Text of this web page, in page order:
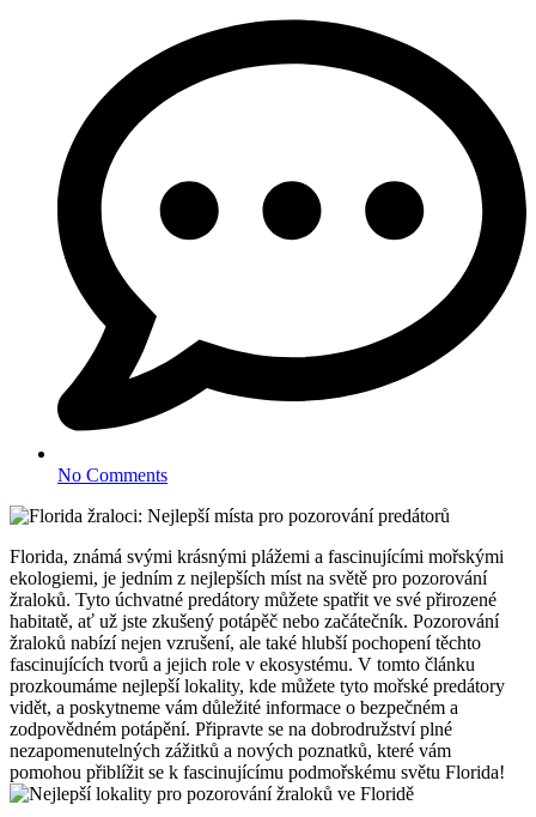
No Comments
Florida, známá svými krásnými plážemi a fascinujícími mořskými
ekologiemi, je jedním z nejlepších míst na světě pro pozorování
žraloků. Tyto úchvatné predátory můžete spatřit ve své přirozené
habitatě, ať už jste zkušený potápěč nebo začátečník. Pozorování
žraloků nabízí nejen vzrušení, ale také hlubší pochopení těchto
fascinujících tvorů a jejich role v ekosystému. V tomto článku
prozkoumáme nejlepší lokality, kde můžete tyto mořské predátory
vidět, a poskytneme vám důležité informace o bezpečném a
zodpovědném potápění. Připravte se na dobrodružství plné
nezapomenutelných zážitků a nových poznatků, které vám
pomohou přiblížit se k fascinujícímu podmořskému světu Florida!